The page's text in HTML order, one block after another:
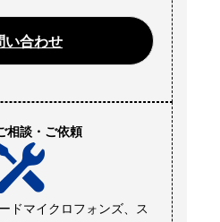
い合わせ
相談・ご依頼
ドマイクロフォンズ、ス